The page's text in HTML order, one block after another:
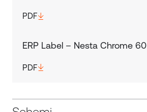
PDF
ERP Label – Nesta Chrome 60
PDF